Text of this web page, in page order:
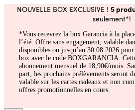
NOUVELLE BOX EXCLUSIVE ! 5
seulement*!
*Vous recevrez la box Garancia à la
l’été. Offre sans engagement, valable
disponibles ou jusqu’au 30.08.2026
box avec le code BOXGARANCIA.
abonnement mensuel de 18,90€/mois.
part, les prochains prélèvements seront
valable sur les cartes cadeaux et non
offres promotionnelles en cours.